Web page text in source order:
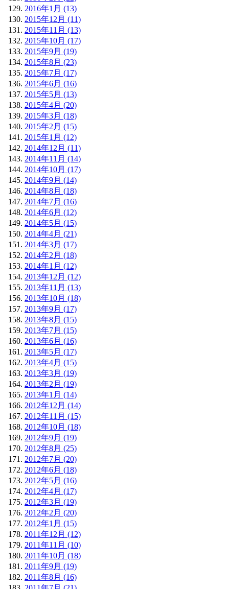
2016年1月 (13)
2015年12月 (11)
2015年11月 (13)
2015年10月 (17)
2015年9月 (19)
2015年8月 (23)
2015年7月 (17)
2015年6月 (16)
2015年5月 (13)
2015年4月 (20)
2015年3月 (18)
2015年2月 (15)
2015年1月 (12)
2014年12月 (11)
2014年11月 (14)
2014年10月 (17)
2014年9月 (14)
2014年8月 (18)
2014年7月 (16)
2014年6月 (12)
2014年5月 (15)
2014年4月 (21)
2014年3月 (17)
2014年2月 (18)
2014年1月 (12)
2013年12月 (12)
2013年11月 (13)
2013年10月 (18)
2013年9月 (17)
2013年8月 (15)
2013年7月 (15)
2013年6月 (16)
2013年5月 (17)
2013年4月 (15)
2013年3月 (19)
2013年2月 (19)
2013年1月 (14)
2012年12月 (14)
2012年11月 (15)
2012年10月 (18)
2012年9月 (19)
2012年8月 (25)
2012年7月 (20)
2012年6月 (18)
2012年5月 (16)
2012年4月 (17)
2012年3月 (19)
2012年2月 (20)
2012年1月 (15)
2011年12月 (12)
2011年11月 (10)
2011年10月 (18)
2011年9月 (19)
2011年8月 (16)